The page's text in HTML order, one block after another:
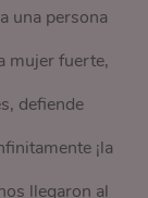
una persona
mujer fuerte,
defiende
¡la
llegaron al